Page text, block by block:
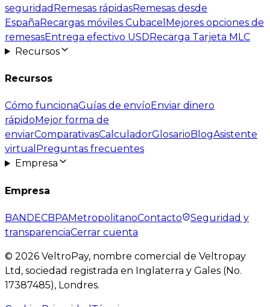
seguridad Remesas rápidasRemesas desde
EspañaRecargas móviles Cubacel Mejores opciones de
remesasEntrega efectivo USDRecarga Tarjeta MLC
Recursos
Recursos
Cómo funcionaGuías de envío Enviar dinero
rápido Mejor forma de
enviarComparativasCalculadorGlosario BlogAsistente
virtual Preguntas frecuentes
Empresa
Empresa
BANDECBPAMetropolitanoContacto
Seguridad y
transparenciaCerrar cuenta
© 2026 VeltroPay, nombre comercial de Veltropay
Ltd, sociedad registrada en Inglaterra y Gales (No.
17387485), Londres.